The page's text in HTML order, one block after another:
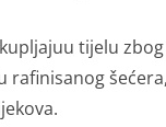
tijelu
rafinisanog